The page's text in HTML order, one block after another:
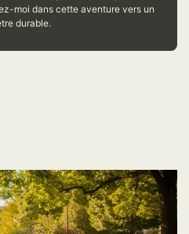
moi dans cette aventure vers un
durable.